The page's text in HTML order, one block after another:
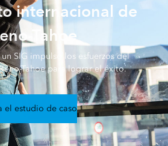
internacional de
Tahoe
SIG impulsó los esfuerzos del
Tahoe para lograr el éxito.
el estudio de caso